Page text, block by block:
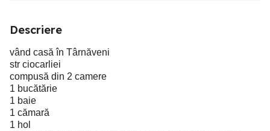
Descriere
vând casă în Târnăveni
str ciocarliei
compusă din 2 camere
1 bucătărie
1 baie
1 cămară
1 hol